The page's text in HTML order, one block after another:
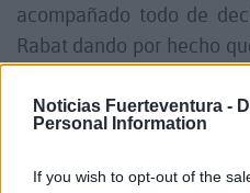
Noticias Fuerteventura -
Personal Information
If you wish to opt-out of the
acompañado todo de
Rabat dando por hecho
pagando”, afirma el
El acontecimiento, una